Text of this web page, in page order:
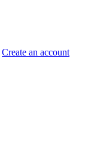
Create an account